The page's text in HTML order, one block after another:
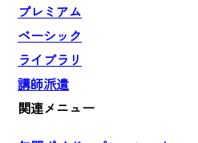
プレミアム
ベーシック
ライブラリ
講師派遣
関連メニュー